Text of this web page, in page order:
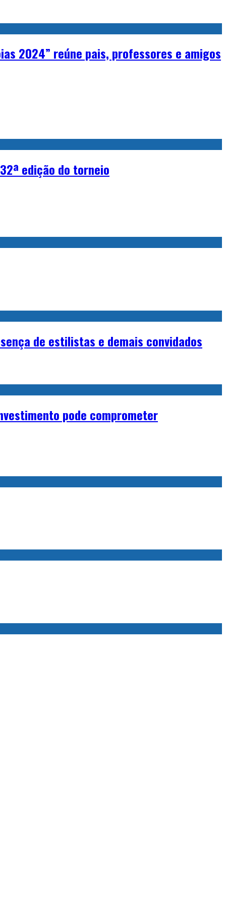
2024” reúne pais, professores e amigos
edição do torneio
de estilistas e demais convidados
pode comprometer